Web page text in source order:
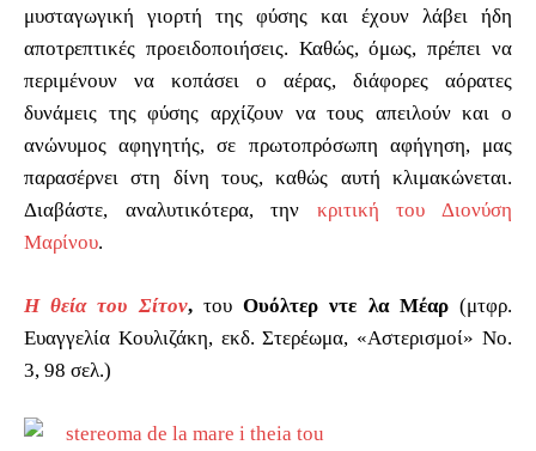
μυσταγωγική γιορτή της φύσης και έχουν λάβει ήδη
αποτρεπτικές προειδοποιήσεις. Καθώς, όμως, πρέπει να
περιμένουν να κοπάσει ο αέρας, διάφορες αόρατες
δυνάμεις της φύσης αρχίζουν να τους απειλούν και ο
ανώνυμος αφηγητής, σε πρωτοπρόσωπη αφήγηση, μας
παρασέρνει στη δίνη τους, καθώς αυτή κλιμακώνεται.
Διαβάστε, αναλυτικότερα, την κριτική του Διονύση
Μαρίνου.
Η θεία του Σίτον,τουΟυόλτερ ντε λα Μέαρ(μτφρ.
Ευαγγελία Κουλιζάκη, εκδ. Στερέωμα, «Αστερισμοί» Νο.
3, 98 σελ.)